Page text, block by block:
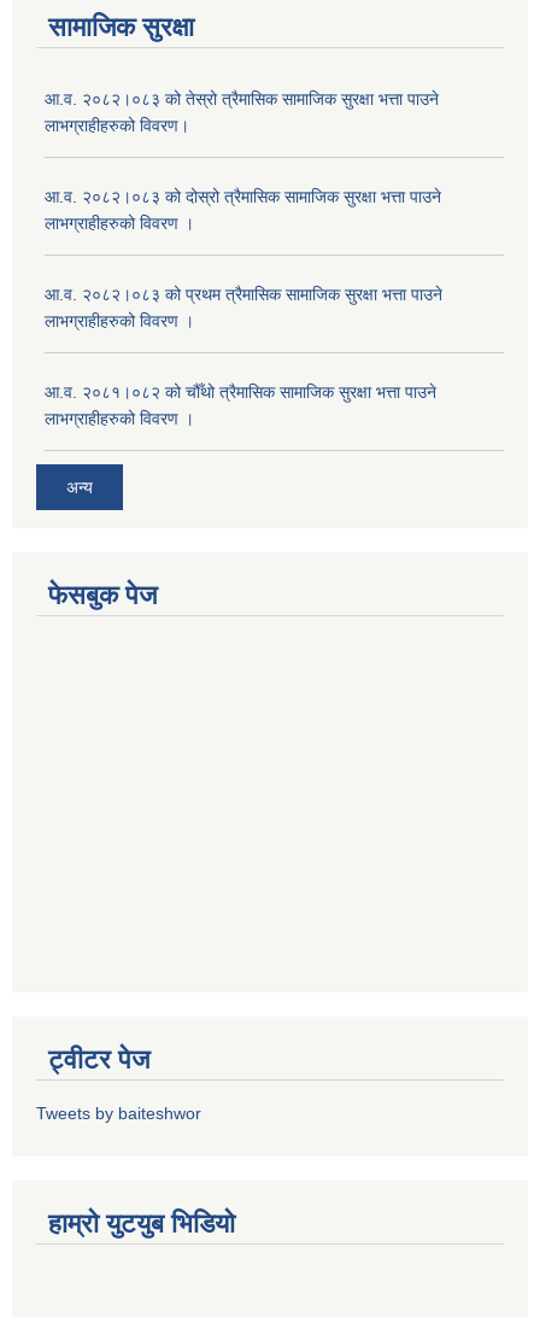
सामाजिक सुरक्षा
आ.व. २०८२।०८३ को तेस्रो त्रैमासिक सामाजिक सुरक्षा भत्ता पाउने
लाभग्राहीहरुको विवरण।
आ.व. २०८२।०८३ को दोस्रो त्रैमासिक सामाजिक सुरक्षा भत्ता पाउने
लाभग्राहीहरुको विवरण ।
आ.व. २०८२।०८३ को प्रथम त्रैमासिक सामाजिक सुरक्षा भत्ता पाउने
लाभग्राहीहरुको विवरण ।
आ.व. २०८१।०८२ को चौँथो त्रैमासिक सामाजिक सुरक्षा भत्ता पाउने
लाभग्राहीहरुको विवरण ।
अन्य
फेसबुक पेज
ट्वीटर पेज
Tweets by baiteshwor
हाम्राे युटयुब भिडियाे